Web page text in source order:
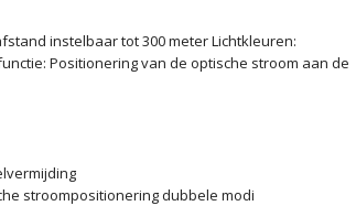
instelbaar tot 300 meter Lichtkleuren:
Positionering van de optische stroom aan de
stroompositionering dubbele modi